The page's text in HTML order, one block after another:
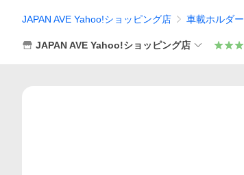
JAPAN AVE Yahoo!ショッピング店 車載ホルダー
JAPAN AVE Yahoo!ショッピング店